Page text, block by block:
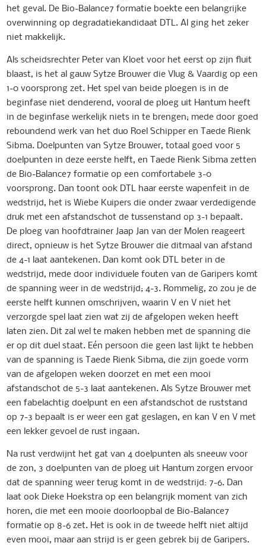
het geval. De Bio-Balance7 formatie boekte een belangrijke
overwinning op degradatiekandidaat DTL. Al ging het zeker
niet makkelijk.
Als scheidsrechter Peter van Kloet voor het eerst op zijn fluit
blaast, is het al gauw Sytze Brouwer die Vlug & Vaardig op een
1-0 voorsprong zet. Het spel van beide ploegen is in de
beginfase niet denderend, vooral de ploeg uit Hantum heeft
in de beginfase werkelijk niets in te brengen; mede door goed
reboundend werk van het duo Roel Schipper en Taede Rienk
Sibma. Doelpunten van Sytze Brouwer, totaal goed voor 5
doelpunten in deze eerste helft, en Taede Rienk Sibma zetten
de Bio-Balance7 formatie op een comfortabele 3-0
voorsprong. Dan toont ook DTL haar eerste wapenfeit in de
wedstrijd, het is Wiebe Kuipers die onder zwaar verdedigende
druk met een afstandschot de tussenstand op 3-1 bepaalt.
De ploeg van hoofdtrainer Jaap Jan van der Molen reageert
direct, opnieuw is het Sytze Brouwer die ditmaal van afstand
de 4-1 laat aantekenen. Dan komt ook DTL beter in de
wedstrijd, mede door individuele fouten van de Garipers komt
de spanning weer in de wedstrijd; 4-3. Rommelig, zo zou je de
eerste helft kunnen omschrijven, waarin V en V niet het
verzorgde spel laat zien wat zij de afgelopen weken heeft
laten zien. Dit zal wel te maken hebben met de spanning die
er op dit duel staat. Eén persoon die geen last lijkt te hebben
van de spanning is Taede Rienk Sibma, die zijn goede vorm
van de afgelopen weken doorzet en met een mooi
afstandschot de 5-3 laat aantekenen. Als Sytze Brouwer met
een fabelachtig doelpunt en een afstandschot de ruststand
op 7-3 bepaalt is er weer een gat geslagen, en kan V en V met
een lekker gevoel de rust ingaan.
Na rust verdwijnt het gat van 4 doelpunten als sneeuw voor
de zon, 3 doelpunten van de ploeg uit Hantum zorgen ervoor
dat de spanning weer terug komt in de wedstrijd: 7-6. Dan
laat ook Dieke Hoekstra op een belangrijk moment van zich
horen, die met een mooie doorloopbal de Bio-Balance7
formatie op 8-6 zet. Het is ook in de tweede helft niet altijd
even mooi, maar aan strijd is er geen gebrek bij de Garipers.